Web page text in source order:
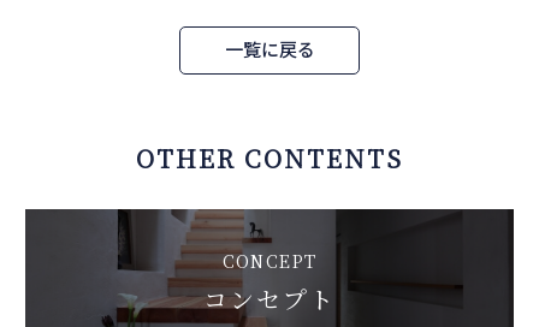
一覧に戻る
OTHER CONTENTS
CONCEPT
コンセプト